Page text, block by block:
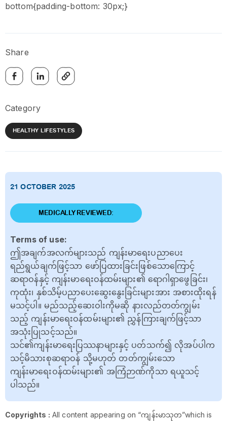
bottom{padding-bottom: 30px;}
Share
Category
HEALTHY LIFESTYLES
21 OCTOBER 2025
MEDICALLY REVIEWED:
Terms of use:
ဤအချက်အလက်များသည် ကျန်းမာရေးပညာပေး
ရည်ရွယ်ချက်ဖြင့်သာ ဖော်ပြထားခြင်းဖြစ်သောကြောင့်
ဆရာဝန်နှင့် ကျန်းမာရေးဝန်ထမ်းများ၏ ရောဂါရှာဖွေခြင်း၊
ကုထုံး၊ နှစ်သိမ့်ပညာပေးဆွေးနွေးခြင်းများအား အစားထိုးရန်
မသင့်ပါ။ မည်သည့်ဆေးဝါးကိုမဆို နားလည်တတ်ကျွမ်း
သည့် ကျန်းမာရေးဝန်ထမ်းများ၏ ညွှန်ကြားချက်ဖြင့်သာ
အသုံးပြုသင့်သည်။
သင်၏ကျန်းမာရေးပြဿနာများနှင့် ပတ်သက်၍ လိုအပ်ပါက
သင့်မိသားစုဆရာဝန် သို့မဟုတ် တတ်ကျွမ်းသော
ကျန်းမာရေးဝန်ထမ်းများ၏ အကြံဉာဏ်ကိုသာ ရယူသင့်
ပါသည်။
Copyrights : All content appearing on “ကျန်းမာသုတ”which is